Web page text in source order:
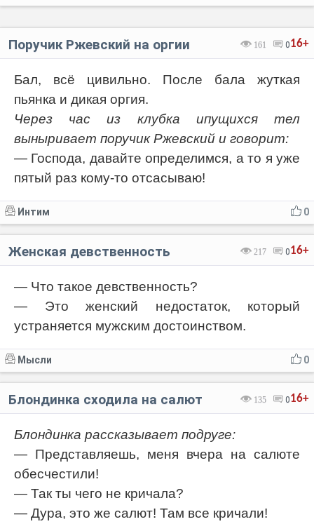
16+
161 0
Поручик Ржевский на оргии
Бал, всё цивильно. После бала жуткая
пьянка и дикая оргия.
Через час из клубка ипущихся тел
выныривает поручик Ржевский и говорит:
— Господа, давайте определимся, а то я уже
пятый раз кому-то отсасываю!
0
Интим
16+
217 0
Женская девственность
— Что такое девственность?
— Это женский недостаток, который
устраняется мужским достоинством.
0
Мысли
16+
135 0
Блондинка сходила на салют
Блондинка рассказывает подруге:
— Представляешь, меня вчера на салюте
обесчестили!
— Так ты чего не кричала?
— Дура, это же салют! Там все кричали!